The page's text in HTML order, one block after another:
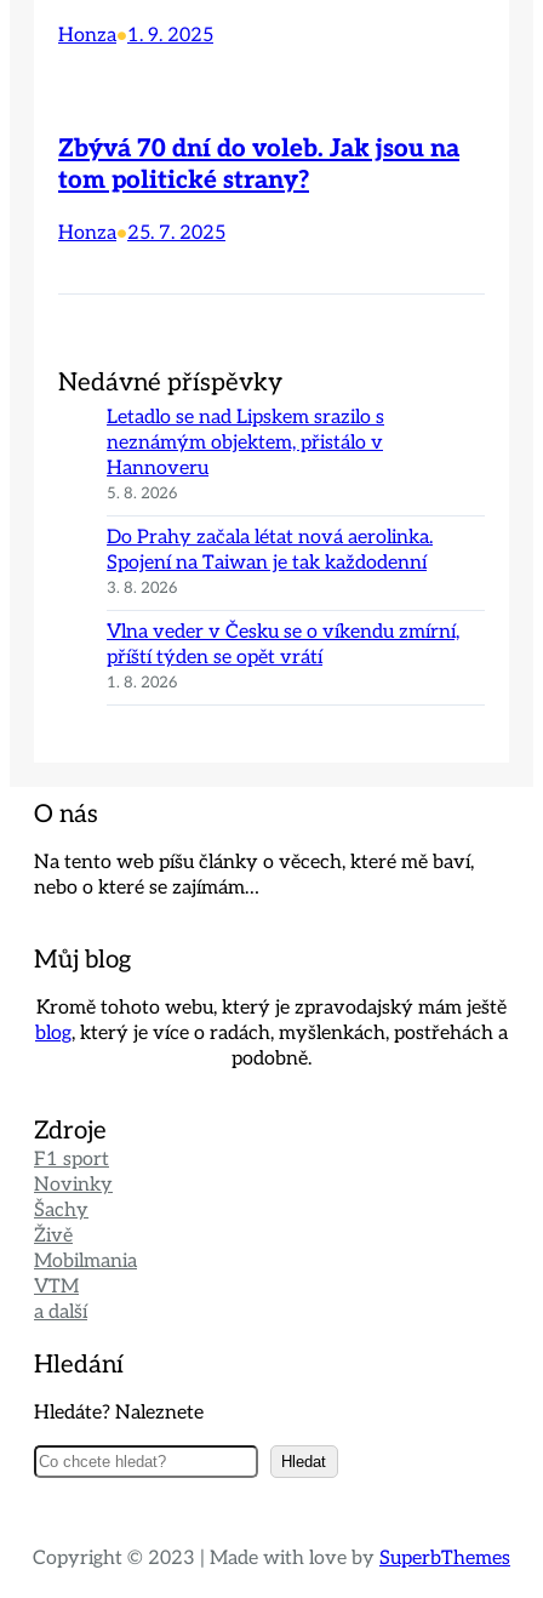
Honza•1. 9. 2025
Zbývá 70 dní do voleb. Jak jsou na
tom politické strany?
Honza•25. 7. 2025
Nedávné příspěvky
Letadlo se nad Lipskem srazilo s
neznámým objektem, přistálo v
Hannoveru
5. 8. 2026
Do Prahy začala létat nová aerolinka.
Spojení na Taiwan je tak každodenní
3. 8. 2026
Vlna veder v Česku se o víkendu zmírní,
příští týden se opět vrátí
1. 8. 2026
O nás
Na tento web píšu články o věcech, které mě baví,
nebo o které se zajímám…
Můj blog
Kromě tohoto webu, který je zpravodajský mám ještě
blog, který je více o radách, myšlenkách, postřehách a
podobně.
Zdroje
F1 sport
Novinky
Šachy
Živě
Mobilmania
VTM
a další
Hledání
Hledáte? Naleznete
Hledat
Hledat
Copyright © 2023 | Made with love by SuperbThemes